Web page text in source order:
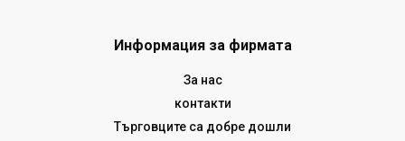
Информация за фирмата
За нас
контакти
Търговците са добре дошли